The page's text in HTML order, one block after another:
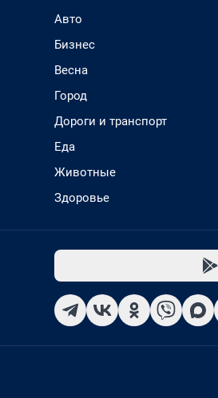
Авто
Бизнес
Весна
Город
Дороги и транспорт
Еда
Животные
Здоровье